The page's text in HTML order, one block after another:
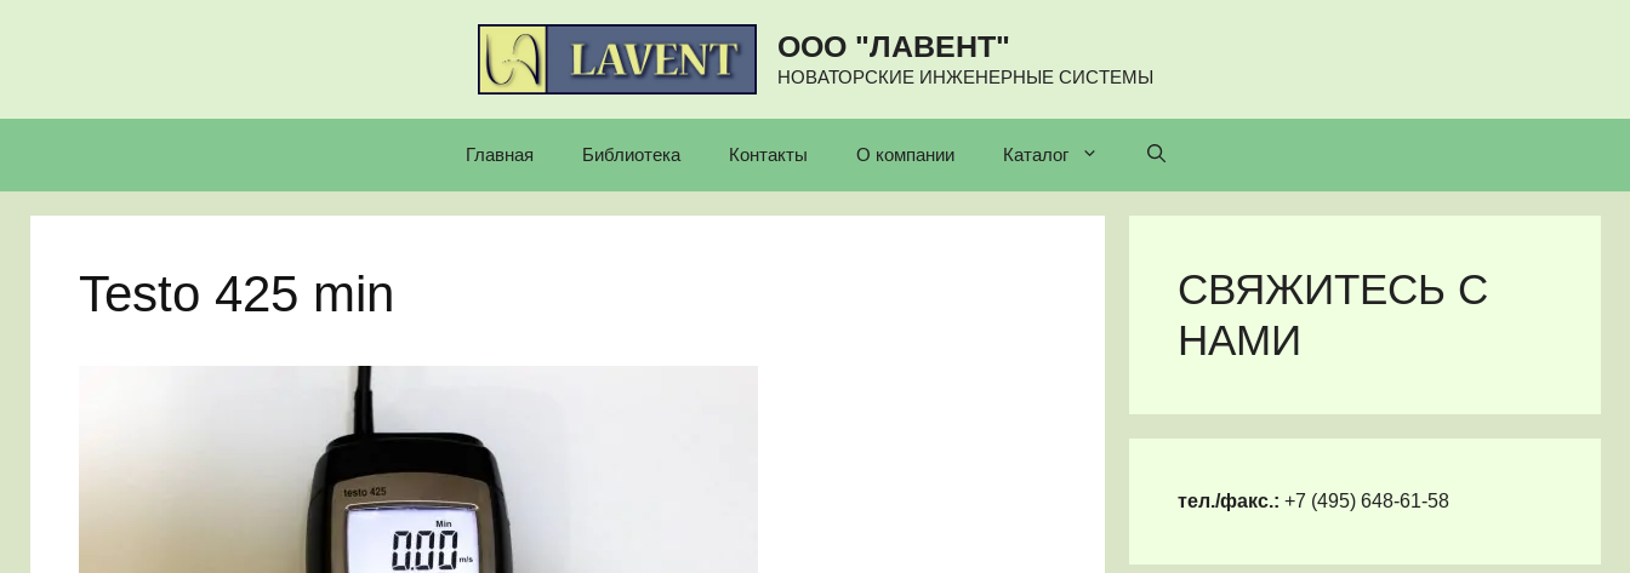
ООО "ЛАВЕНТ"
НОВАТОРСКИЕ ИНЖЕНЕРНЫЕ СИСТЕМЫ
Главная Библиотека Контакты О компании Каталог
Testo 425 min
СВЯЖИТЕСЬ С
НАМИ
тел./факс.: +7 (495) 648-61-58